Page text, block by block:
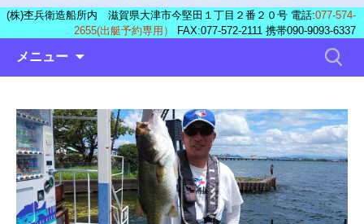
(株)杢兵衛造船所内 滋賀県大津市今堅田１丁目２番２０号 電話:077-574-
2655(出艇予約専用）
FAX:077-572-2111 携帯090-9093-6337
メニュー
ツ
へ
ス
キ
ッ
検
索: